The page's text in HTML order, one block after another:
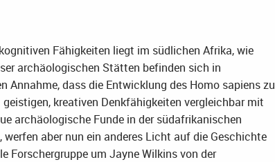
Fähigkeiten liegt im südlichen Afrika, wie
archäologischen Stätten befinden sich in
Annahme, dass die Entwicklung des Homo sapiens zu
kreativen Denkfähigkeiten vergleichbar mit
archäologische Funde in der südafrikanischen
aber nun ein anderes Licht auf die Geschichte
Forschergruppe um Jayne Wilkins von der